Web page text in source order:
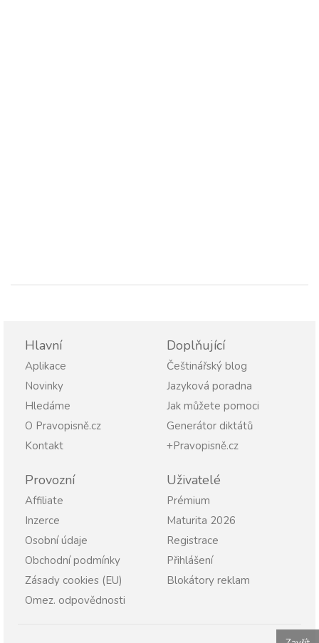
Hlavní
Aplikace
Novinky
Hledáme
O Pravopisně.cz
Kontakt
Doplňující
Češtinářský blog
Jazyková poradna
Jak můžete pomoci
Generátor diktátů
+Pravopisně.cz
Provozní
Affiliate
Inzerce
Osobní údaje
Obchodní podmínky
Zásady cookies (EU)
Omez. odpovědnosti
Uživatelé
Prémium
Maturita 2026
Registrace
Přihlášení
Blokátory reklam